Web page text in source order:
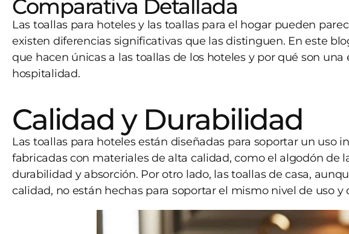
Comparativa Detallada
Las toallas para hoteles y las toallas para el hogar pueden
existen diferencias significativas que las distinguen. En este
que hacen únicas a las toallas de los hoteles y por qué son
hospitalidad.
Calidad y Durabilidad
Las toallas para hoteles están diseñadas para soportar un uso
fabricadas con materiales de alta calidad, como el algodón de
durabilidad y absorción. Por otro lado, las toallas de casa,
calidad, no están hechas para soportar el mismo nivel de uso y